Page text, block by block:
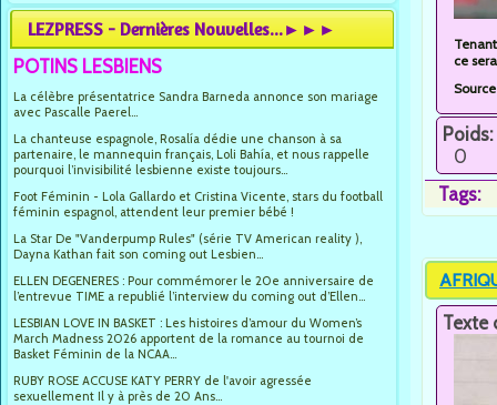
LEZPRESS - Dernières Nouvelles...►►►
POTINS LESBIENS
La célèbre présentatrice Sandra Barneda annonce son mariage
avec Pascalle Paerel...
La chanteuse espagnole, Rosalía dédie une chanson à sa
partenaire, le mannequin français, Loli Bahía, et nous rappelle
pourquoi l’invisibilité lesbienne existe toujours...
Foot Féminin - Lola Gallardo et Cristina Vicente, stars du football
féminin espagnol, attendent leur premier bébé !
La Star De "Vanderpump Rules" (série TV American reality ),
Dayna Kathan fait son coming out Lesbien...
ELLEN DEGENERES : Pour commémorer le 20e anniversaire de
l’entrevue TIME a republié l’interview du coming out d’Ellen...
LESBIAN LOVE IN BASKET : Les histoires d’amour du Women’s
March Madness 2026 apportent de la romance au tournoi de
Basket Féminin de la NCAA...
RUBY ROSE ACCUSE KATY PERRY de l'avoir agressée
sexuellement Il y à près de 20 Ans...
ce
Poids:
0
Tags:
Texte